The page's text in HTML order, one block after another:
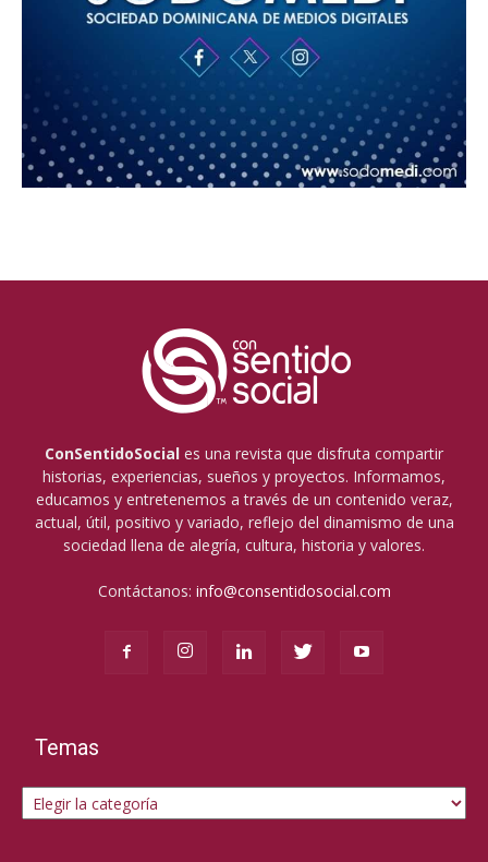
ConSentidoSocial es una revista que disfruta compartir
historias, experiencias, sueños y proyectos. Informamos,
educamos y entretenemos a través de un contenido veraz,
actual, útil, positivo y variado, reflejo del dinamismo de una
sociedad llena de alegría, cultura, historia y valores.
Contáctanos: info@consentidosocial.com
Temas
Temas